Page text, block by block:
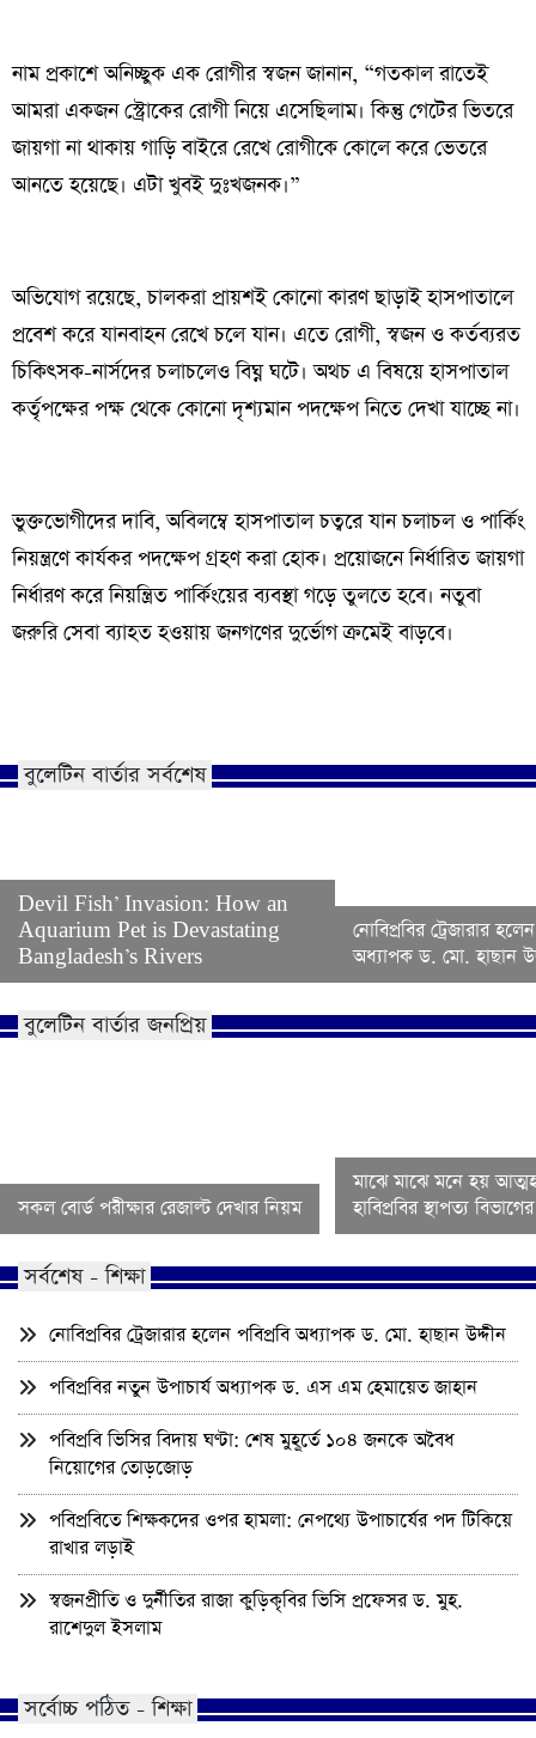
নাম প্রকাশে অনিচ্ছুক এক রোগীর স্বজন জানান, “গতকাল রাতেই
আমরা একজন স্ট্রোকের রোগী নিয়ে এসেছিলাম। কিন্তু গেটের ভিতরে
জায়গা না থাকায় গাড়ি বাইরে রেখে রোগীকে কোলে করে ভেতরে
আনতে হয়েছে। এটা খুবই দুঃখজনক।”
অভিযোগ রয়েছে, চালকরা প্রায়শই কোনো কারণ ছাড়াই হাসপাতালে
প্রবেশ করে যানবাহন রেখে চলে যান। এতে রোগী, স্বজন ও কর্তব্যরত
চিকিৎসক-নার্সদের চলাচলেও বিঘ্ন ঘটে। অথচ এ বিষয়ে হাসপাতাল
কর্তৃপক্ষের পক্ষ থেকে কোনো দৃশ্যমান পদক্ষেপ নিতে দেখা যাচ্ছে না।
ভুক্তভোগীদের দাবি, অবিলম্বে হাসপাতাল চত্বরে যান চলাচল ও পার্কিং
নিয়ন্ত্রণে কার্যকর পদক্ষেপ গ্রহণ করা হোক। প্রয়োজনে নির্ধারিত জায়গা
নির্ধারণ করে নিয়ন্ত্রিত পার্কিংয়ের ব্যবস্থা গড়ে তুলতে হবে। নতুবা
জরুরি সেবা ব্যাহত হওয়ায় জনগণের দুর্ভোগ ক্রমেই বাড়বে।
বুলেটিন বার্তার সর্বশেষ
Devil Fish’ Invasion: How an
Aquarium Pet is Devastating
Bangladesh’s Rivers
নোবিপ্রবির ট্রেজারার
অধ্যাপক ড. মো. হাছান
বুলেটিন বার্তার জনপ্রিয়
সকল বোর্ড পরীক্ষার রেজাল্ট দেখার নিয়ম
মাঝে মাঝে মনে হয়
হাবিপ্রবির স্থাপত্য
সর্বশেষ - শিক্ষা
নোবিপ্রবির ট্রেজারার হলেন পবিপ্রবি অধ্যাপক ড. মো. হাছান উদ্দীন
পবিপ্রবির নতুন উপাচার্য অধ্যাপক ড. এস এম হেমায়েত জাহান
পবিপ্রবি ভিসির বিদায় ঘণ্টা: শেষ মুহূর্তে ১০৪ জনকে অবৈধ
নিয়োগের তোড়জোড়
পবিপ্রবিতে শিক্ষকদের ওপর হামলা: নেপথ্যে উপাচার্যের পদ টিকিয়ে
রাখার লড়াই
স্বজনপ্রীতি ও দুর্নীতির রাজা কুড়িকৃবির ভিসি প্রফেসর ড. মুহ.
রাশেদুল ইসলাম
সর্বোচ্চ পঠিত - শিক্ষা